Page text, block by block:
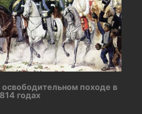
освободительном походе в
годах